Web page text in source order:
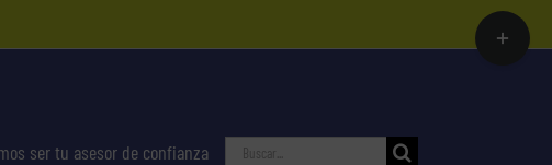
ser tu asesor de confianza Buscar:
Toggle
Sliding